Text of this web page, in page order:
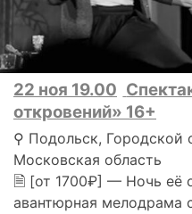
22 ноя 19.00
откровений» 16+
⚲ Подольск, Городской
Московская область
🗎 [от 1700₽] — Ночь её
авантюрная мелодрама